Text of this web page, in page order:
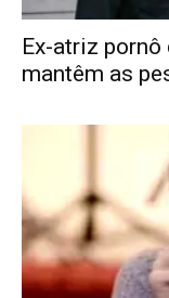
Ex-atriz
mantêm as